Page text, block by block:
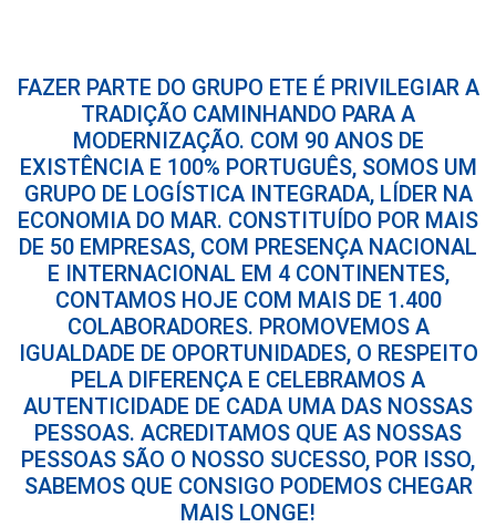
FAZER PARTE DO GRUPO ETE É PRIVILEGIAR A
TRADIÇÃO CAMINHANDO PARA A
MODERNIZAÇÃO. COM 90 ANOS DE
EXISTÊNCIA E 100% PORTUGUÊS, SOMOS UM
GRUPO DE LOGÍSTICA INTEGRADA, LÍDER NA
ECONOMIA DO MAR. CONSTITUÍDO POR MAIS
DE 50 EMPRESAS, COM PRESENÇA NACIONAL
E INTERNACIONAL EM 4 CONTINENTES,
CONTAMOS HOJE COM MAIS DE 1.400
COLABORADORES. PROMOVEMOS A
IGUALDADE DE OPORTUNIDADES, O RESPEITO
PELA DIFERENÇA E CELEBRAMOS A
AUTENTICIDADE DE CADA UMA DAS NOSSAS
PESSOAS. ACREDITAMOS QUE AS NOSSAS
PESSOAS SÃO O NOSSO SUCESSO, POR ISSO,
SABEMOS QUE CONSIGO PODEMOS CHEGAR
MAIS LONGE!